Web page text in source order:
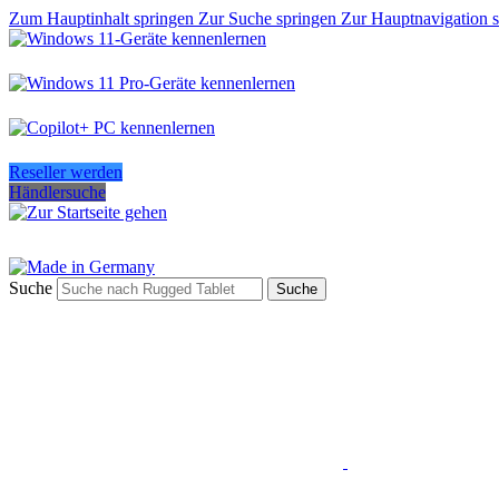
Zum Hauptinhalt springen Zur Suche springen Zur Hauptnavigation
Reseller werden
Händlersuche
Suche Suche